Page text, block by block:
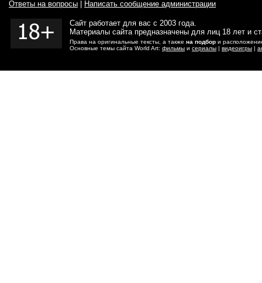
Ответы на вопросы Написать сообщение администрации
Сайт работает для вас с 2003 года.
Материалы сайта предназначены для лиц 18 лет и
Права на оригинальные тексты, а также на подбор и
Основные темы сайта World Art: фильмы и сериалы | видеоигры |